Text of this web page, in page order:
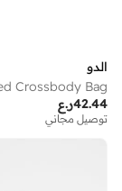
الدو
ر.ع42.44
توصيل مجاني